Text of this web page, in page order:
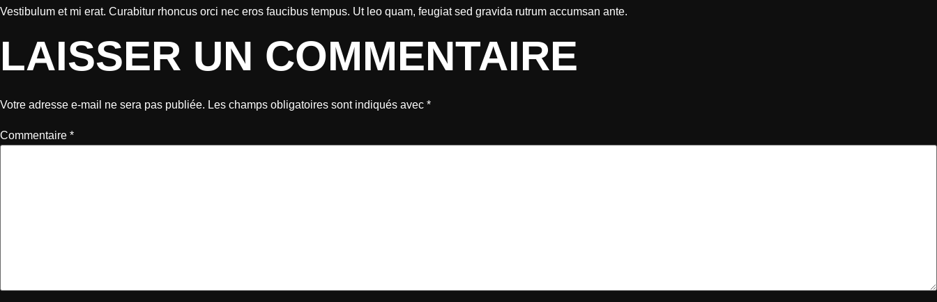
Vestibulum et mi erat. Curabitur rhoncus orci nec eros faucibus tempus. Ut leo quam, feugiat sed gravida rutrum accumsan ante.
LAISSER UN COMMENTAIRE
Votre adresse e-mail ne sera pas publiée. Les champs obligatoires sont indiqués avec *
Commentaire *